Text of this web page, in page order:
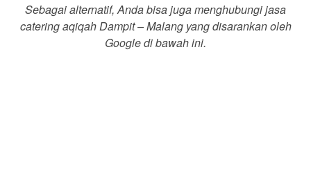
Sebagai alternatif, Anda bisa juga menghubungi jasa
catering aqiqah Dampit – Malang yang disarankan oleh
Google di bawah ini.